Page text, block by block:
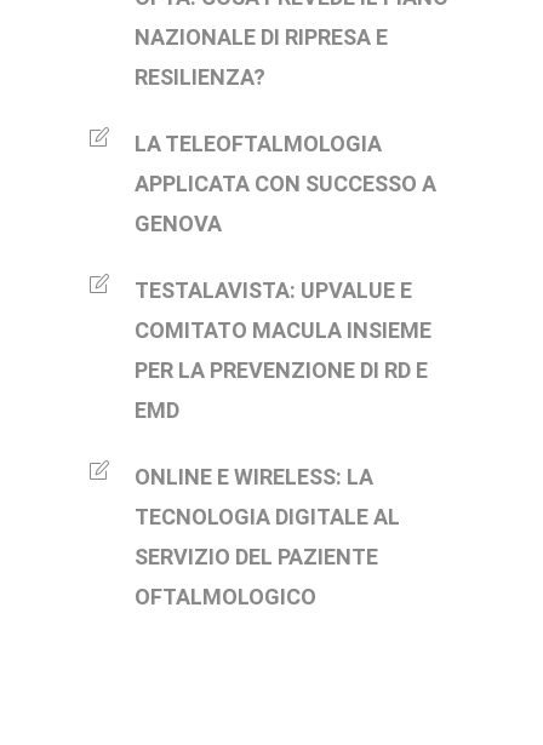
NAZIONALE DI RIPRESA E
RESILIENZA?
LA TELEOFTALMOLOGIA
APPLICATA CON SUCCESSO A
GENOVA
TESTALAVISTA: UPVALUE E
COMITATO MACULA INSIEME
PER LA PREVENZIONE DI RD E
EMD
ONLINE E WIRELESS: LA
TECNOLOGIA DIGITALE AL
SERVIZIO DEL PAZIENTE
OFTALMOLOGICO